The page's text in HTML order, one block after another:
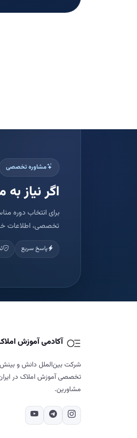
مشاوره تخصصی
اگر نیاز
برای انتخاب دوره
تخصصی، اطلاعات
پاسخ سریع
آکادمی آموزش
شرکت بین‌الملل دانش و
تخصصی آموزش املاک در
مشاورین.